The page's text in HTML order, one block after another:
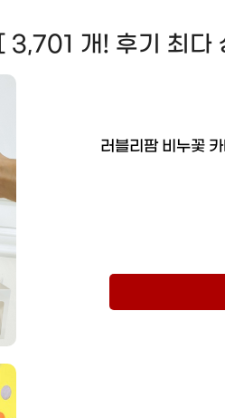
[ 3,701 개! 후기 최다
러블리팜 비누꽃